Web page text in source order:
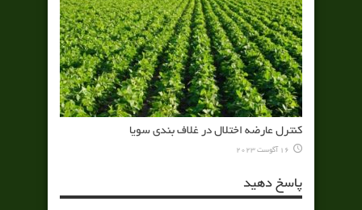
کنترل عارضه اختلال در غلاف بندي سویا
16 آگوست 2023
پاسخ دهید